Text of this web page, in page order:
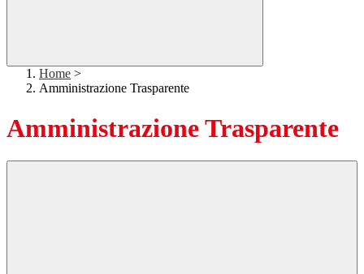
Home >
Amministrazione Trasparente
Amministrazione Trasparente